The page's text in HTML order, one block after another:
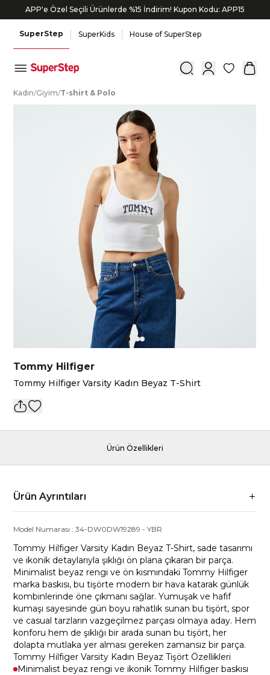
APP'e Özel Seçili Ürünlerde %15 İndirim! Kupon Kodu: APP15
SuperStep SuperKids House of SuperStep
0
Kadın/Giyim/T-shirt & Polo
Tommy Hilfiger
Tommy Hilfiger Varsity Kadın Beyaz T-Shirt
Ürün Özellikleri
Ürün Ayrıntıları
Model Numarası :34-DW0DW19289 -YBR
Tommy Hilfiger Varsity Kadın Beyaz T-Shirt, sade tasarımı
ve ikonik detaylarıyla şıklığı ön plana çıkaran bir parça.
Minimalist beyaz rengi ve ön kısmındaki Tommy Hilfiger
marka baskısı, bu tişörte modern bir hava katarak günlük
kombinlerinde öne çıkmanı sağlar. Yumuşak ve hafif
kumaşı sayesinde gün boyu rahatlık sunan bu tişört, spor
ve casual tarzların vazgeçilmez parçası olmaya aday. Hem
konforu hem de şıklığı bir arada sunan bu tişört, her
dolapta mutlaka yer alması gereken zamansız bir parça.
Tommy Hilfiger Varsity Kadın Beyaz Tişört Özellikleri
Minimalist beyaz rengi ve ikonik Tommy Hilfiger baskısı